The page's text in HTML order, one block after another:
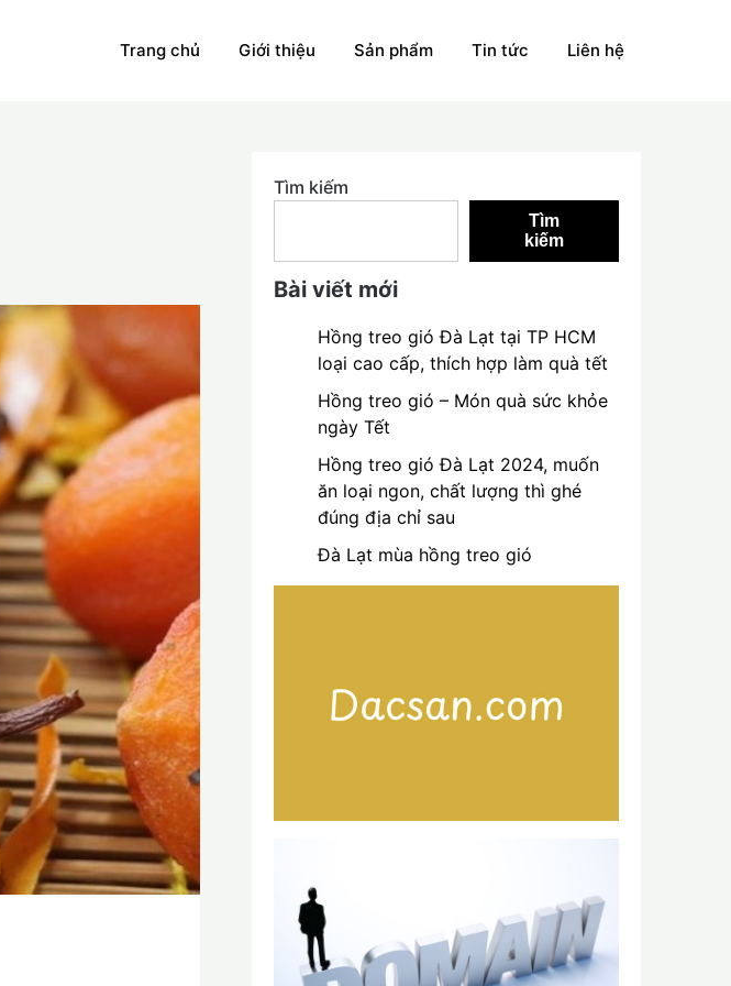
Trang chủ Giới thiệu Sản phẩm Tin tức Liên hệ
Tìm kiếm
Tìm
kiếm
Bài viết mới
Hồng treo gió Đà Lạt tại TP HCM
loại cao cấp, thích hợp làm quà tết
Hồng treo gió – Món quà sức khỏe
ngày Tết
Hồng treo gió Đà Lạt 2024, muốn
ăn loại ngon, chất lượng thì ghé
đúng địa chỉ sau
Đà Lạt mùa hồng treo gió